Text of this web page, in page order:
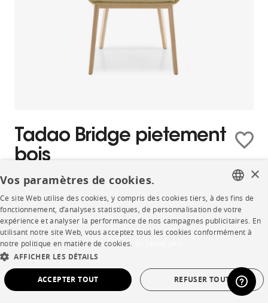
Tadao Bridge pietement
bois
49 tissus
À partir de 1 492,00 € FRENCH
ENGLISH
SPANISH
×
Vos paramètres de cookies.
Ce site Web utilise des cookies, y compris des cookies tiers, à des fins de
fonctionnement, d’analyses statistiques, de personnalisation de votre
expérience et analyser la performance de nos campagnes publicitaires. En
utilisant notre site Web, vous acceptez tous les cookies conformément à
notre politique en matière de cookies.
AFFICHER LES DÉTAILS
ACCEPTER TOUT REFUSER TOUT